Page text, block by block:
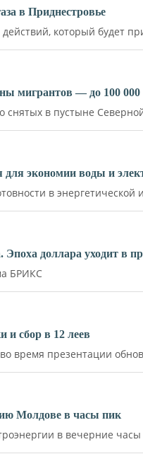
в Приднестровье
который будет
мигрантов — до 100
снятых в пустыне
экономии воды и
в энергетической
доллара уходит в
БРИКС
сбор в 12 леев
время презентации
Молдове в часы пик
в вечерние часы